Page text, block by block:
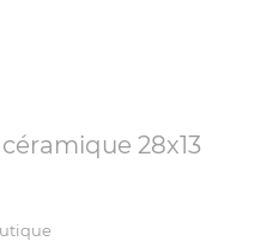
28x13